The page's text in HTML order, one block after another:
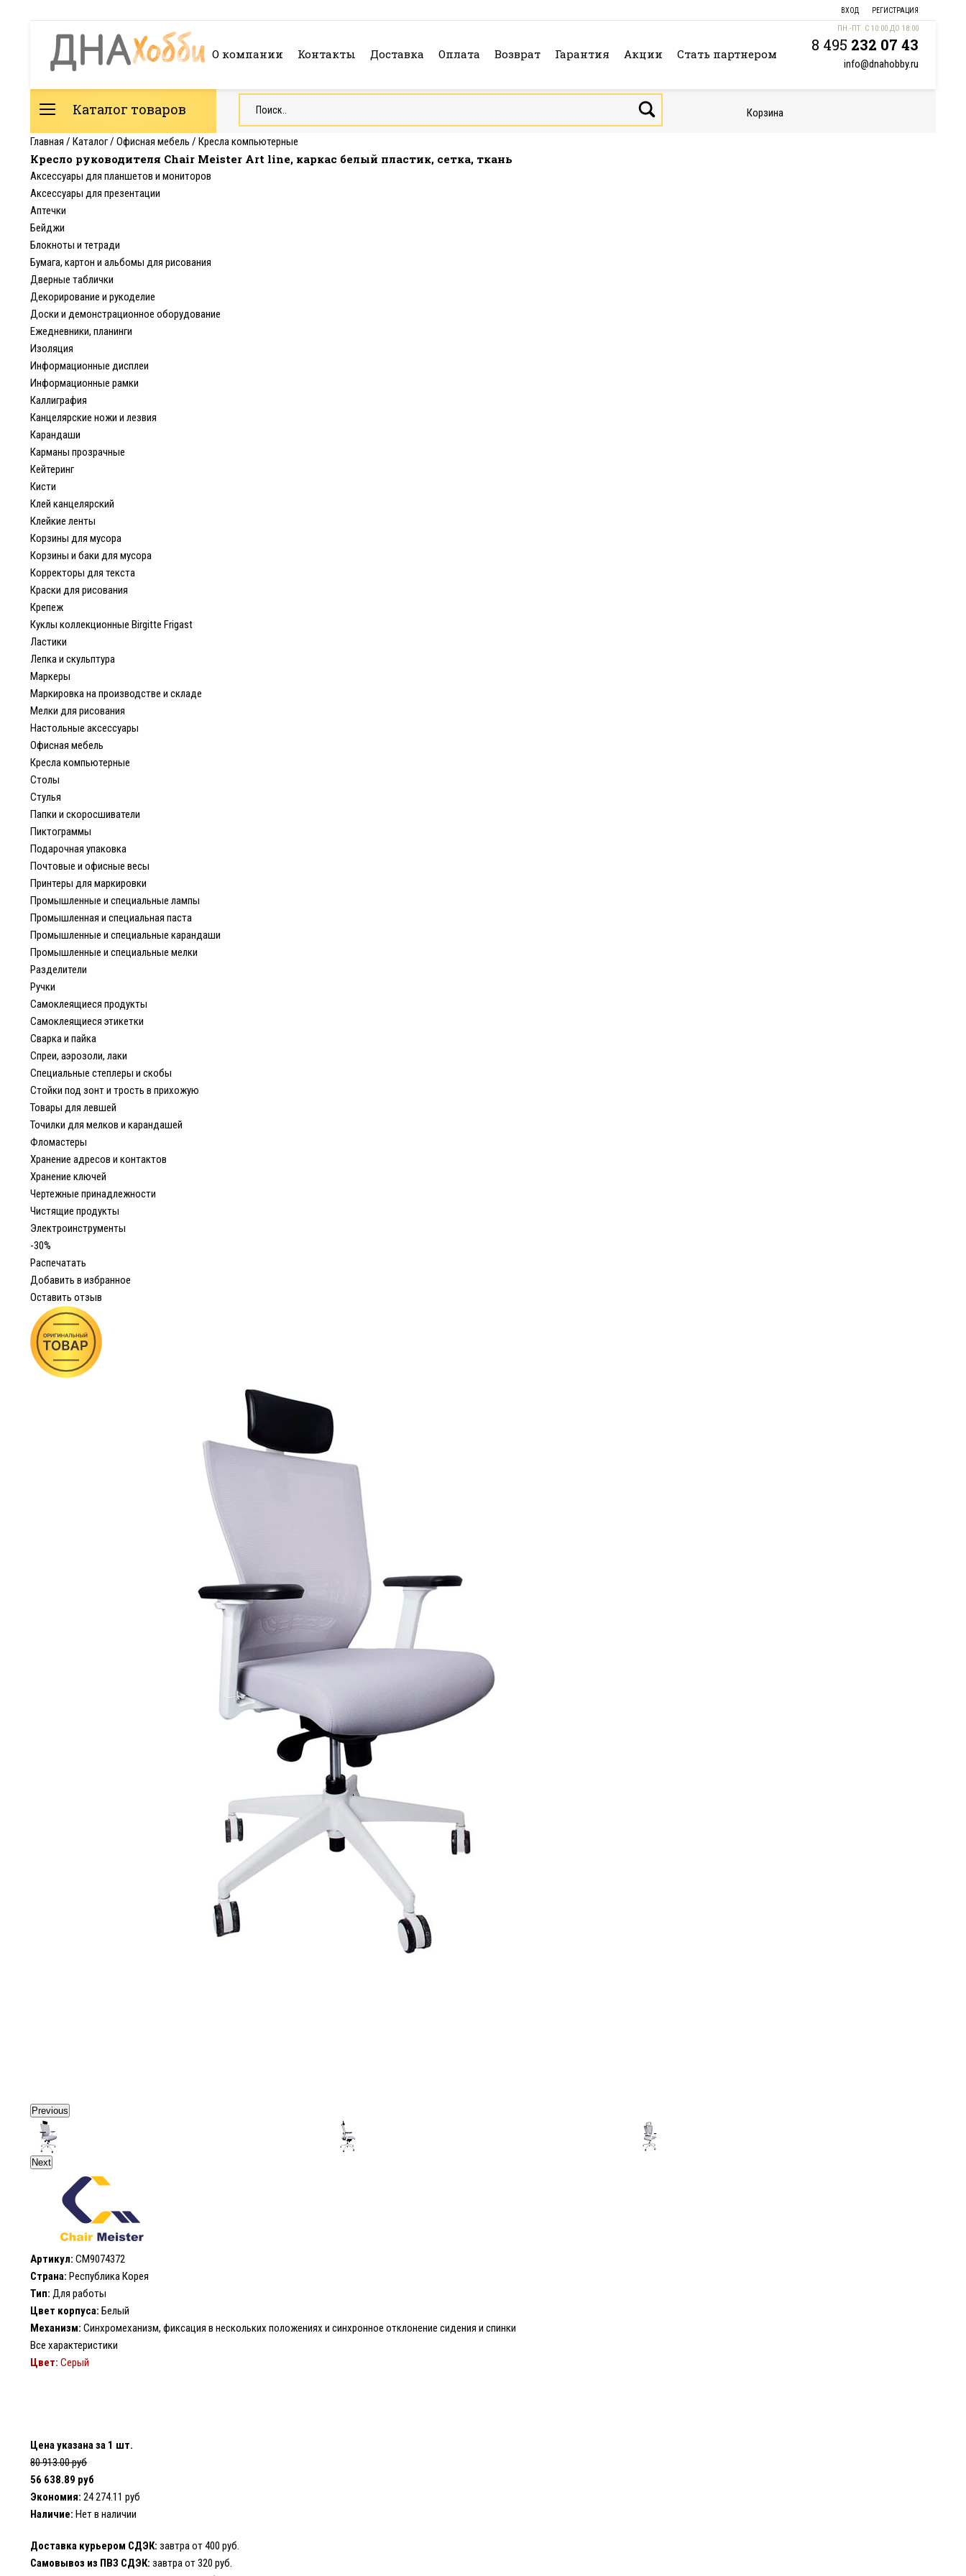
ВХОД РЕГИСТРАЦИЯ
О компании Контакты Доставка Оплата Возврат Гарантия Акции Стать партнером
ПН.-ПТ. С 10:00 ДО 18:00
8 495 232 07 43
info@dnahobby.ru
Каталог товаров Корзина
Главная / Каталог/ Офисная мебель / Кресла компьютерные
Кресло руководителя Chair Meister Art line, каркас белый пластик, сетка, ткань
Аксессуары для планшетов и мониторов
Аксессуары для презентации
Аптечки
Бейджи
Блокноты и тетради
Бумага, картон и альбомы для рисования
Дверные таблички
Декорирование и рукоделие
Доски и демонстрационное оборудование
Ежедневники, планинги
Изоляция
Информационные дисплеи
Информационные рамки
Каллиграфия
Канцелярские ножи и лезвия
Карандаши
Карманы прозрачные
Кейтеринг
Кисти
Клей канцелярский
Клейкие ленты
Корзины для мусора
Корзины и баки для мусора
Корректоры для текста
Краски для рисования
Крепеж
Куклы коллекционные Birgitte Frigast
Ластики
Лепка и скульптура
Маркеры
Маркировка на производстве и складе
Мелки для рисования
Настольные аксессуары
Офисная мебель
Кресла компьютерные
Столы
Стулья
Папки и скоросшиватели
Пиктограммы
Подарочная упаковка
Почтовые и офисные весы
Принтеры для маркировки
Промышленные и специальные лампы
Промышленная и специальная паста
Промышленные и специальные карандаши
Промышленные и специальные мелки
Разделители
Ручки
Самоклеящиеся продукты
Самоклеящиеся этикетки
Сварка и пайка
Спреи, аэрозоли, лаки
Специальные степлеры и скобы
Стойки под зонт и трость в прихожую
Товары для левшей
Точилки для мелков и карандашей
Фломастеры
Хранение адресов и контактов
Хранение ключей
Чертежные принадлежности
Чистящие продукты
Электроинструменты
-30%
Распечатать
Добавить в избранное
Оставить отзыв
Previous
Next
Артикул: CM9074372
Страна: Республика Корея
Тип: Для работы
Цвет корпуса: Белый
Механизм: Синхромеханизм, фиксация в нескольких положениях и синхронное отклонение сидения и спинки
Все характеристики
Цвет: Серый
Цена указана за 1 шт.
80 913.00 руб
56 638.89 руб
Экономия: 24 274.11 руб
Наличие: Нет в наличии
Доставка курьером СДЭК: завтра от 400 руб.
Самовывоз из ПВЗ СДЭК: завтра от 320 руб.